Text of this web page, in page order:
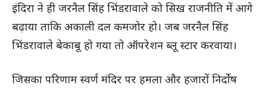
इंदिरा ने ही जरनैल सिंह भिंडरावाले को सिख राजनीति में आगे
बढ़ाया ताकि अकाली दल कमजोर हो। जब जरनैल सिंह
भिंडरावाले बेकाबू हो गया तो ऑपरेशन ब्लू स्टार करवाया।
जिसका परिणाम स्वर्ण मंदिर पर हमला और हजारों निर्दोष